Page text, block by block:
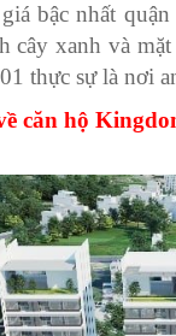
bậc nhất
cây xanh và
thực sự là nơi
căn hộ